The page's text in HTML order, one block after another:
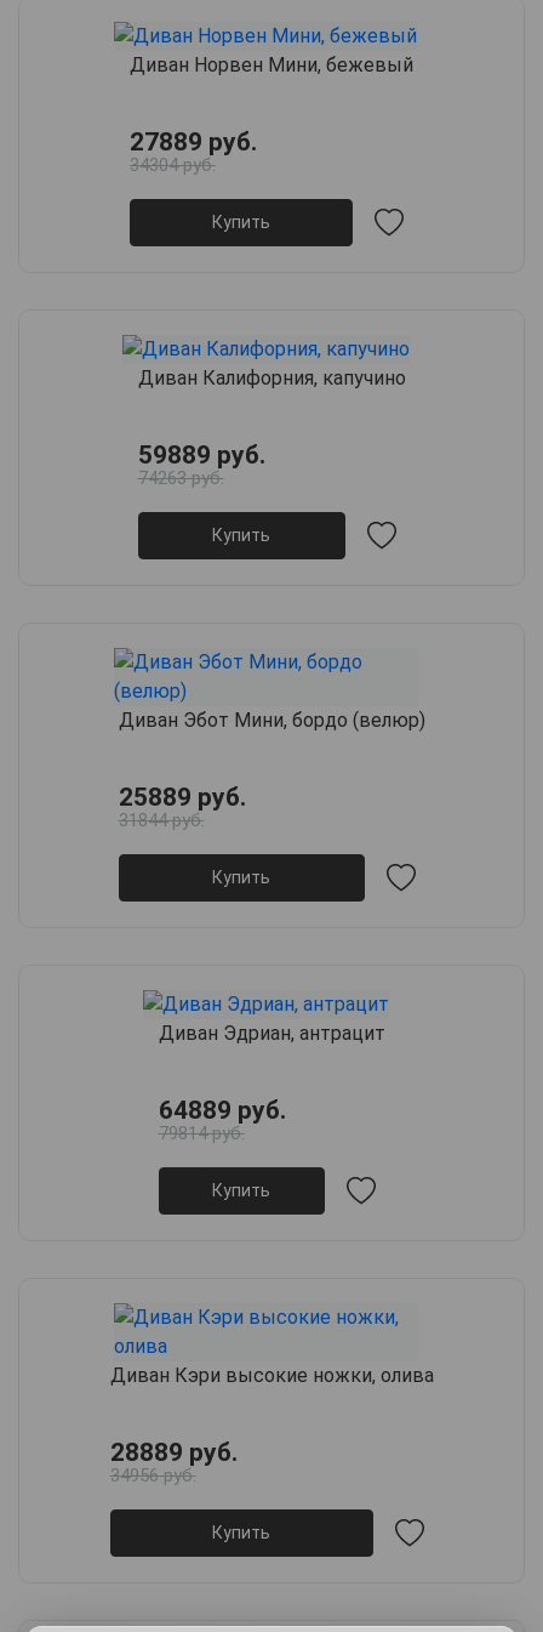
Диван Норвен Мини, бежевый
27889 руб.
34304 руб.
Купить
Диван Калифорния, капучино
59889 руб.
74263 руб.
Купить
Диван Эбот Мини, бордо (велюр)
25889 руб.
31844 руб.
Купить
Диван Эдриан, антрацит
64889 руб.
79814 руб.
Купить
Диван Кэри высокие ножки, олива
28889 руб.
34956 руб.
Купить